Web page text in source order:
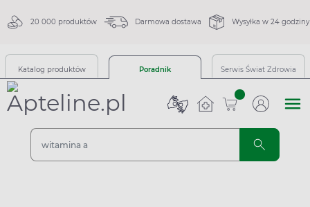
20 000 produktów Darmowa dostawa Wysyłka w 24 godziny
Katalog produktów Poradnik Serwis Świat Zdrowia
sztuk